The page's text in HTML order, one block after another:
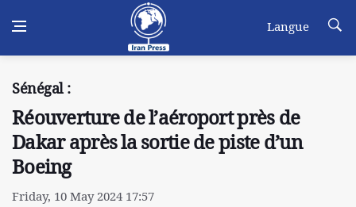
Langue
Sénégal :
Réouverture de l’aéroport près de
Dakar après la sortie de piste d’un
Boeing
Friday, 10 May 2024 17:57